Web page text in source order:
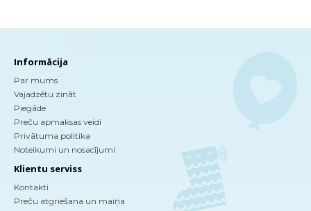
Informācija
Par mums
Vajadzētu zināt
Piegāde
Preču apmaksas veidi
Privātuma politika
Noteikumi un nosacījumi
Klientu serviss
Kontakti
Preču atgriešana un maiņa